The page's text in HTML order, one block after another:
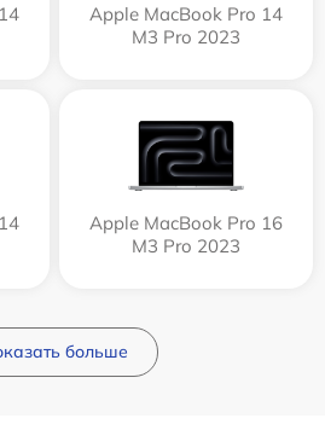
Apple MacBook Pro 14
M3 Pro 2023
Apple MacBook Pro 16
M3 Pro 2023
больше